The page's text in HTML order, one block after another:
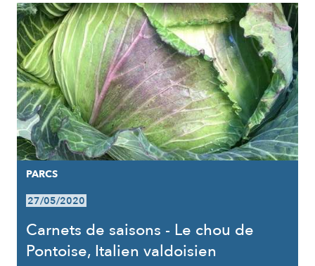
PARCS
27/05/2020
Carnets de saisons - Le chou de
Pontoise, Italien valdoisien